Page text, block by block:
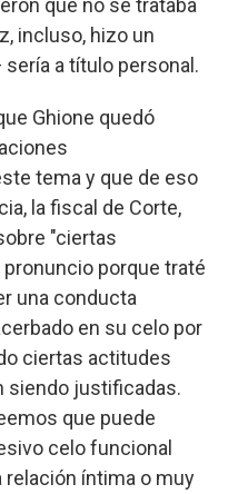
que no se trataba
incluso, hizo un
a título personal.
Ghione quedó
tema y que de eso
la fiscal de Corte,
"ciertas
pronuncio porque traté
una conducta
en su celo por
ciertas actitudes
siendo justificadas.
que puede
celo funcional
íntima o muy